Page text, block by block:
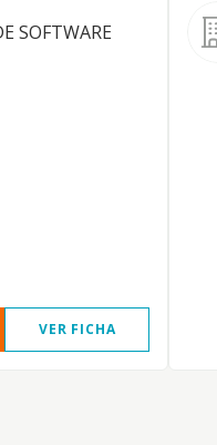
SOFTWARE
VER FICHA